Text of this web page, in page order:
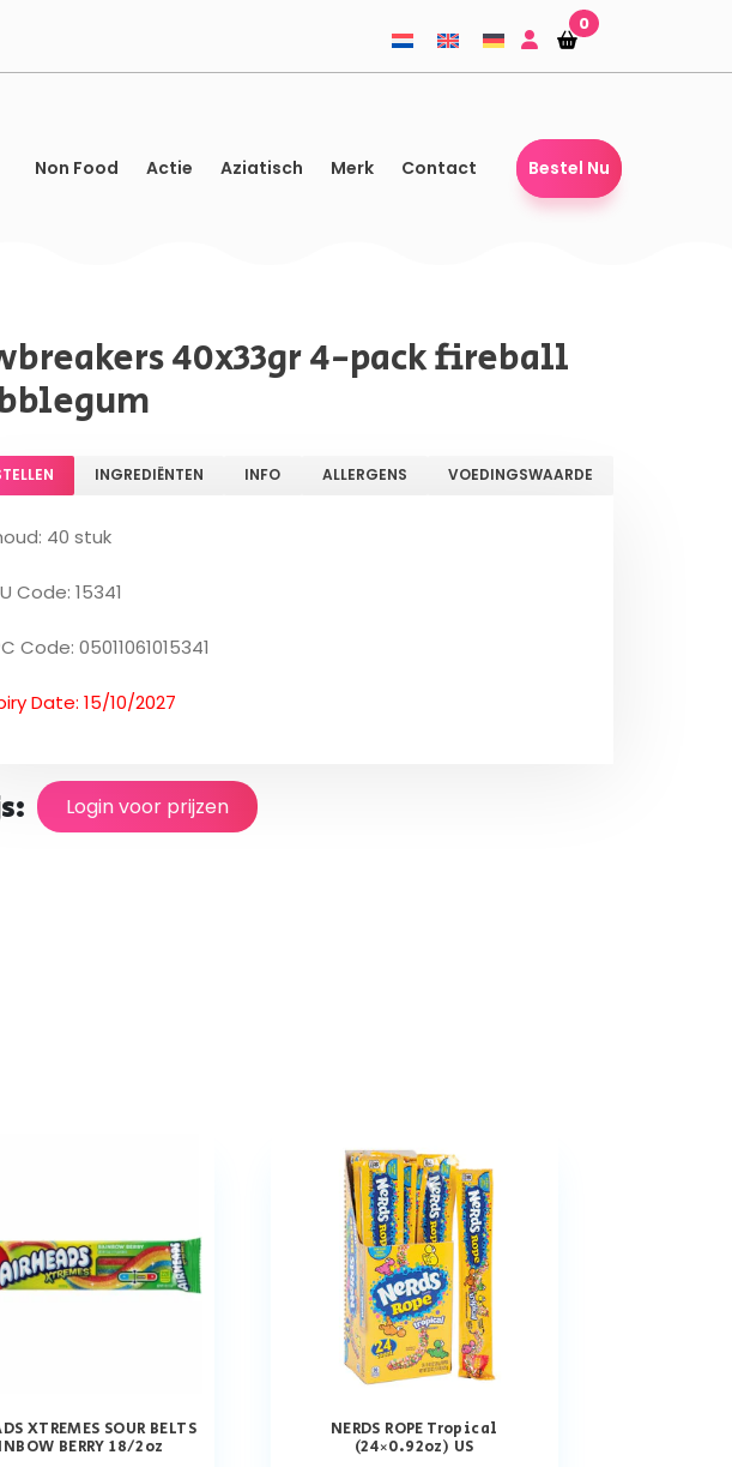
Winkelmandje
Winkelmandje
0
Non Food Actie Aziatisch Merk Contact Bestel Nu
40x33gr 4-pack fireball
INGREDIËNTEN INFO ALLERGENS VOEDINGSWAARDE
40 stuk
Code: 15341
Code: 05011061015341
Date: 15/10/2027
Login voor prijzen
XTREMES SOUR BELTS
BERRY 18/2oz
NERDS ROPE Tropical
(24×0.92oz) US